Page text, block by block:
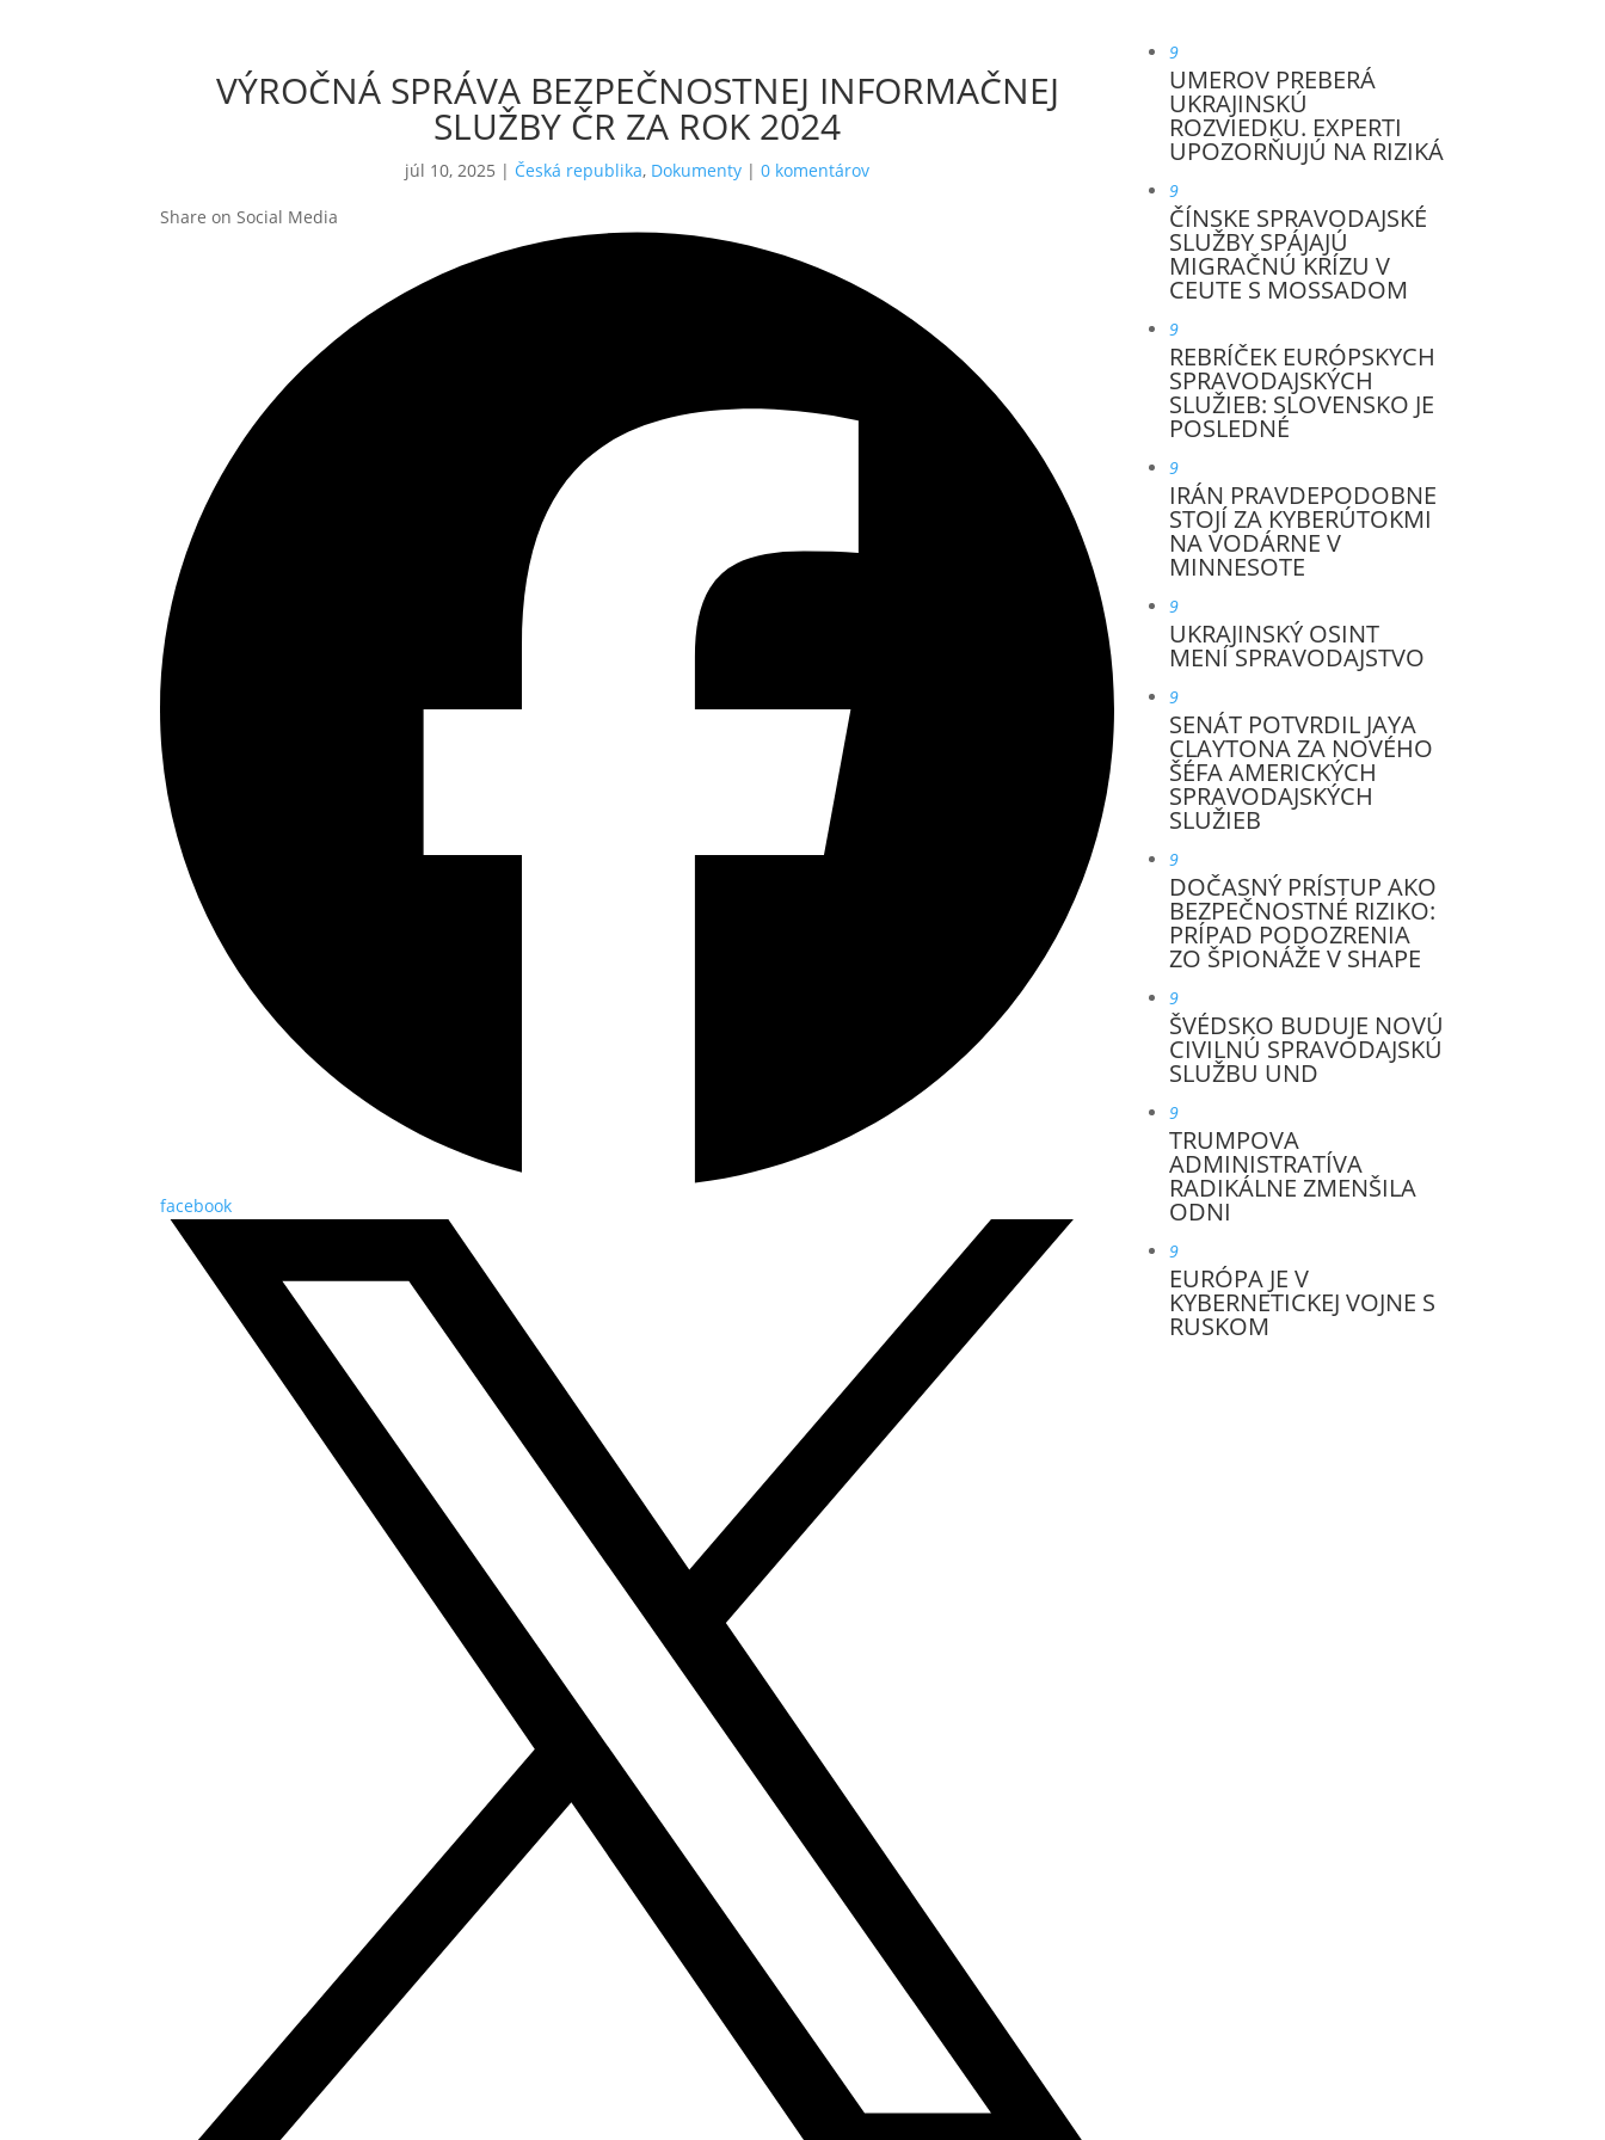
VÝROČNÁ SPRÁVA BEZPEČNOSTNEJ INFORMAČNEJ
SLUŽBY ČR ZA ROK 2024
júl 10, 2025 | Česká republika, Dokumenty |0 komentárov
Share on Social Media
facebook
9
UMEROV PREBERÁ
UKRAJINSKÚ
ROZVIEDKU. EXPERTI
UPOZORŇUJÚ NA RIZIKÁ
9
ČÍNSKE SPRAVODAJSKÉ
SLUŽBY SPÁJAJÚ
MIGRAČNÚ KRÍZU V
CEUTE S MOSSADOM
9
REBRÍČEK EURÓPSKYCH
SPRAVODAJSKÝCH
SLUŽIEB: SLOVENSKO JE
POSLEDNÉ
9
IRÁN PRAVDEPODOBNE
STOJÍ ZA KYBERÚTOKMI
NA VODÁRNE V
MINNESOTE
9
UKRAJINSKÝ OSINT
MENÍ SPRAVODAJSTVO
9
SENÁT POTVRDIL JAYA
CLAYTONA ZA NOVÉHO
ŠÉFA AMERICKÝCH
SPRAVODAJSKÝCH
SLUŽIEB
9
DOČASNÝ PRÍSTUP AKO
BEZPEČNOSTNÉ RIZIKO:
PRÍPAD PODOZRENIA
ZO ŠPIONÁŽE V SHAPE
9
ŠVÉDSKO BUDUJE NOVÚ
CIVILNÚ SPRAVODAJSKÚ
SLUŽBU UND
9
TRUMPOVA
ADMINISTRATÍVA
RADIKÁLNE ZMENŠILA
ODNI
9
EURÓPA JE V
KYBERNETICKEJ VOJNE S
RUSKOM